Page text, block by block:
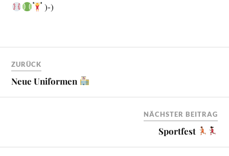
)-)
ZURÜCK
Neue Uniformen
NÄCHSTER BEITRAG
Sportfest